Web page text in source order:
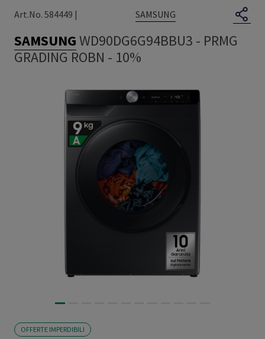
Art.No. 584449 |
SAMSUNG
SAMSUNGWD90DG6G94BBU3 - PRMG
GRADING ROBN - 10%
OFFERTE IMPERDIBILI